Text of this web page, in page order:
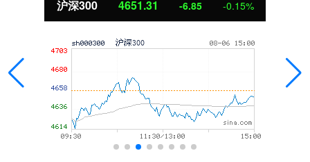
沪深300 4651.31 -6.85 -0.15%